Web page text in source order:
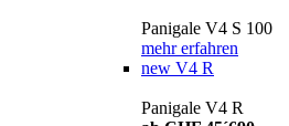
Panigale V4 S 100
mehr erfahren
new V4 R
Panigale V4 R